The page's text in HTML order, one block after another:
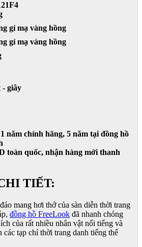
gỉ mạ vàng hồng
gỉ mạ vàng hồng
- giây
năm chính hãng, 5 năm tại đồng hồ
toàn quốc, nhận hàng mới thanh
TIẾT:
mang hơi thở của sàn diễn thời trang
đồng hồ FreeLook đã nhanh chóng
của rất nhiều nhân vật nổi tiếng và
các tạp chí thời trang danh tiếng thế